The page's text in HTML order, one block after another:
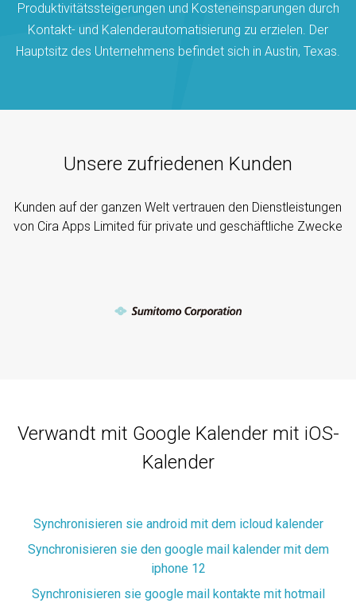
Produktivitätssteigerungen und Kosteneinsparungen durch
Kontakt- und Kalenderautomatisierung zu erzielen. Der
Hauptsitz des Unternehmens befindet sich in Austin, Texas.
Unsere zufriedenen Kunden
Kunden auf der ganzen Welt vertrauen den Dienstleistungen
von Cira Apps Limited für private und geschäftliche Zwecke
Verwandt mit Google Kalender mit iOS-
Kalender
Synchronisieren sie android mit dem icloud kalender
Synchronisieren sie den google mail kalender mit dem
iphone 12
Synchronisieren sie google mail kontakte mit hotmail